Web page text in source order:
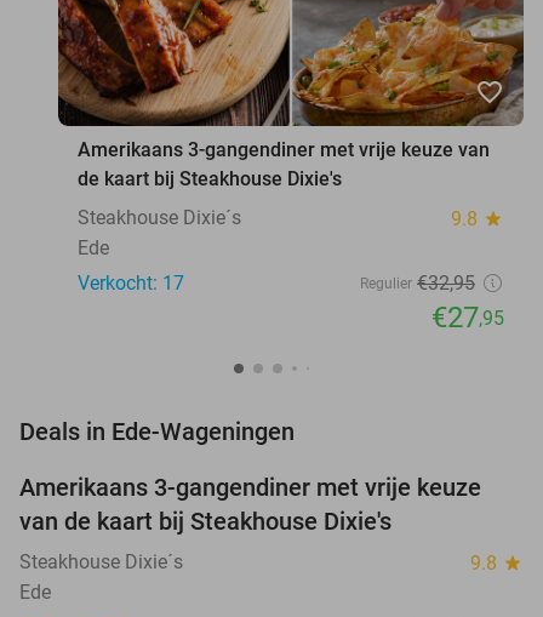
favorite_border
Amerikaans 3-gangendiner met vrije keuze van
de kaart bij Steakhouse Dixie's
Steakhouse Dixie´s
9.8 star
Ede
Verkocht: 17
Regulier €32,95
€27,95
Deals in Ede-Wageningen
15%
Amerikaans 3-gangendiner met vrije keuze
van de kaart bij Steakhouse Dixie's
Steakhouse Dixie´s 9.8 star
Ede